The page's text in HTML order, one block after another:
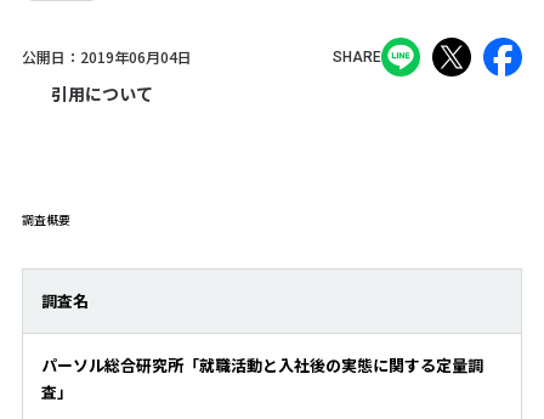
公開日： 2019年06月04日 SHARE
引用について
調査概要
調査名
パーソル総合研究所「就職活動と入社後の実態に関する定量調
査」